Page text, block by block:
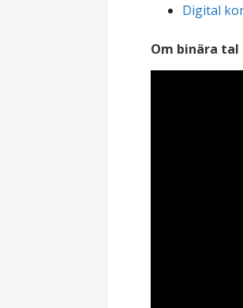
Digital
Om binära